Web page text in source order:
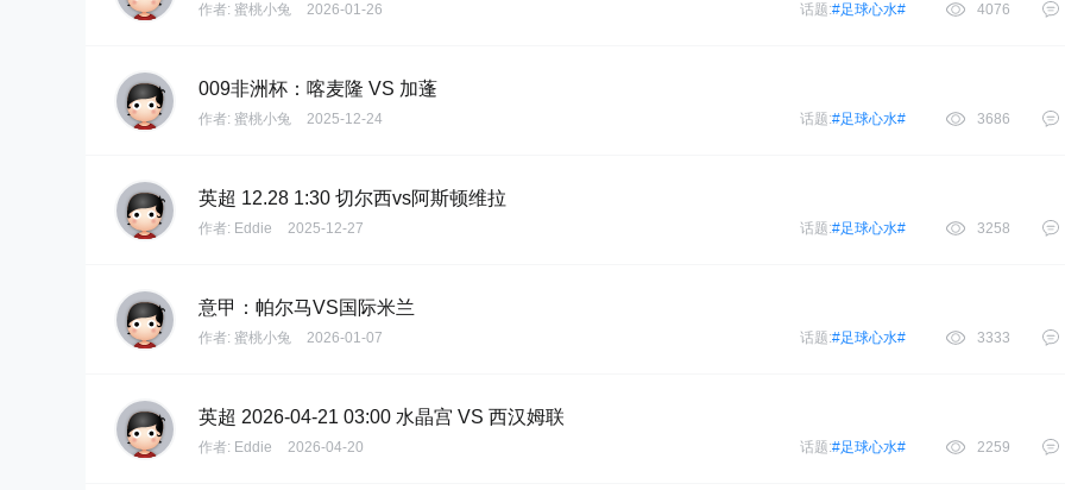
作者: 蜜桃小兔 2026-01-26 话题:#足球心水# 4076
009非洲杯：喀麦隆 VS 加蓬
作者: 蜜桃小兔 2025-12-24 话题:#足球心水# 3686
英超 12.28 1:30 切尔西vs阿斯顿维拉
作者: Eddie 2025-12-27 话题:#足球心水# 3258
意甲：帕尔马VS国际米兰
作者: 蜜桃小兔 2026-01-07 话题:#足球心水# 3333
英超 2026-04-21 03:00 水晶宫 VS 西汉姆联
作者: Eddie 2026-04-20 话题:#足球心水# 2259